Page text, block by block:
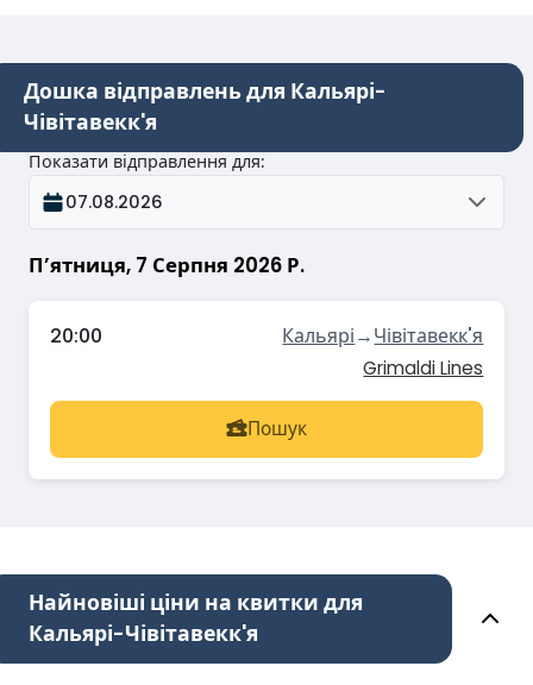
Дошка відправлень для Кальярі-
Чівітавекк'я
Пʼятниця, 7 Серпня 2026 Р.
Показати відправлення для:
07.08.2026
20:00 Кальярі→Чівітавекк'я
Grimaldi Lines
Пошук
Найновіші ціни на квитки для
Кальярі-Чівітавекк'я